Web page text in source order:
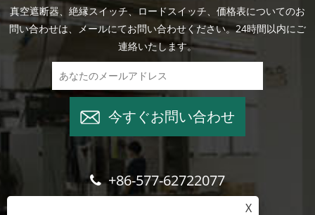
真空遮断器、絶縁スイッチ、ロードスイッチ、価格表についてのお
問い合わせは、メールにてお問い合わせください。24時間以内にご
連絡いたします。
今すぐお問い合わせ
+86-577-62722077
X